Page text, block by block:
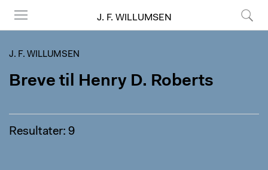
J. F. WILLUMSEN
J. F. WILLUMSEN
Breve til Henry D. Roberts
Resultater: 9